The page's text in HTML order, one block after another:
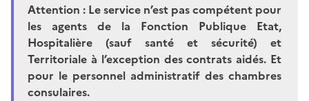
Attention : Le service n’est pas compétent pour
les agents de la Fonction Publique Etat,
Hospitalière (sauf santé et sécurité) et
Territoriale à l’exception des contrats aidés. Et
pour le personnel administratif des chambres
consulaires.